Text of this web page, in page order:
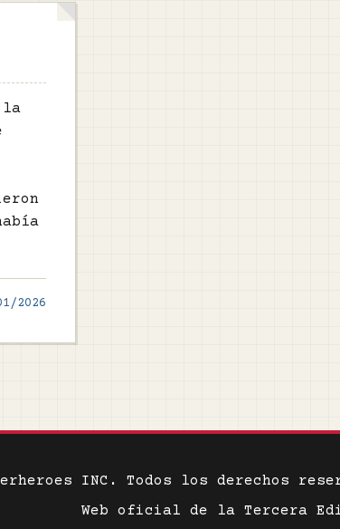
la
2026
INC. Todos los derechos
Web oficial de la Tercera